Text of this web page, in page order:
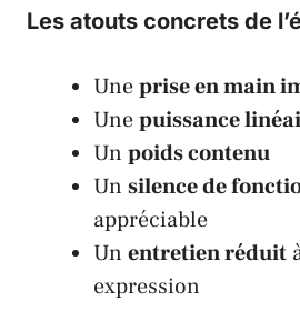
Les atouts concrets de
Uneprise en main
Unepuissance
Un poids contenu
Un silence de
appréciable
Un entretien réduit
expression